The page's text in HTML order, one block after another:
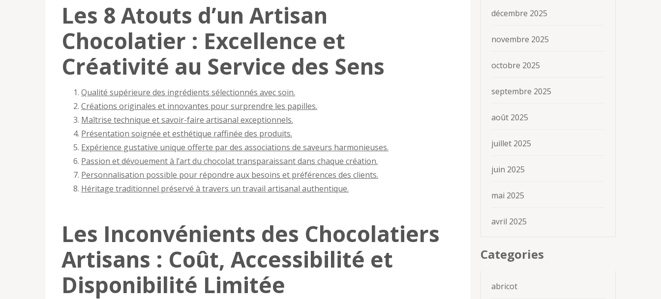
Les 8 Atouts d’un Artisan
Chocolatier : Excellence et
Créativité au Service des Sens
Qualité supérieure des ingrédients sélectionnés avec soin.
Créations originales et innovantes pour surprendre les papilles.
Maîtrise technique et savoir-faire artisanal exceptionnels.
Présentation soignée et esthétique raffinée des produits.
Expérience gustative unique offerte par des associations de saveurs harmonieuses.
Passion et dévouement à l’art du chocolat transparaissant dans chaque création.
Personnalisation possible pour répondre aux besoins et préférences des clients.
Héritage traditionnel préservé à travers un travail artisanal authentique.
Les Inconvénients des Chocolatiers
Artisans : Coût, Accessibilité et
Disponibilité Limitée
décembre 2025
novembre 2025
octobre 2025
septembre 2025
août 2025
juillet 2025
juin 2025
mai 2025
avril 2025
Categories
abricot